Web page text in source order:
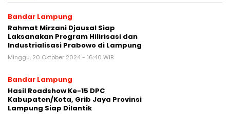
Bandar Lampung
Rahmat Mirzani Djausal Siap
Laksanakan Program Hilirisasi dan
Industrialisasi Prabowo di Lampung
Minggu, 20 Oktober 2024 - 16:40 WIB
Bandar Lampung
Hasil Roadshow Ke-15 DPC
Kabupaten/Kota, Grib Jaya Provinsi
Lampung Siap Dilantik